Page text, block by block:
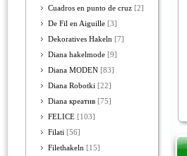
Cuadros en punto de cruz [2]
De Fil en Aiguille [3]
Dekoratives Hakeln [7]
Diana hakelmode [9]
Diana MODEN [83]
Diana Robotki [22]
Diana креатив [75]
FELICE [103]
Filati [56]
Filethakeln [15]